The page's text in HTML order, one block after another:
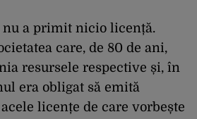
nu a primit nicio licență.
care, de 80 de ani,
resursele respective și, în
era obligat să emită
licențe de care vorbește